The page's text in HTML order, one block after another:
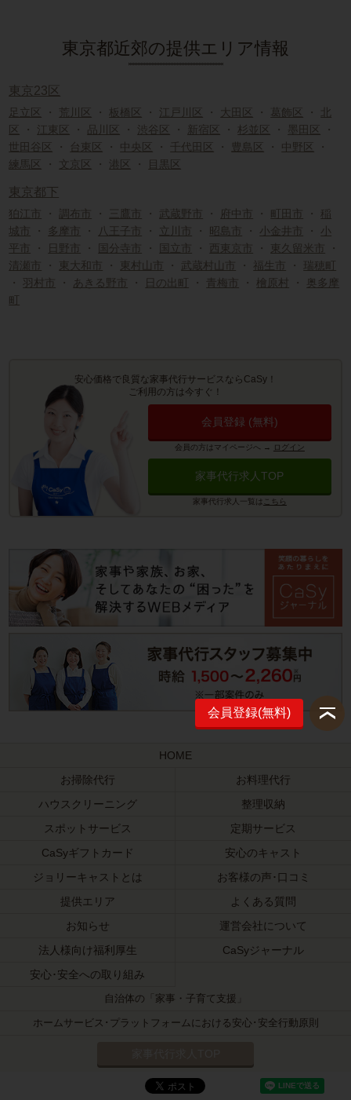
東京都近郊の提供エリア情報
東京23区
足立区 ・ 荒川区 ・板橋区 ・ 江戸川区 ・ 大田区 ・ 葛飾区 ・
北
区
・ 江東区 ・ 品川区 ・ 渋谷区 ・ 新宿区 ・杉並区 ・ 墨田区
・
世田谷区
・ 台東区 ・ 中央区 ・ 千代田区 ・ 豊島区 ・ 中野区
・
練馬区
・ 文京区 ・ 港区 ・ 目黒区
東京都下
狛江市 ・ 調布市 ・ 三鷹市 ・ 武蔵野市 ・ 府中市 ・ 町田市 ・ 稲
城市
・ 多摩市 ・ 八王子市 ・ 立川市 ・ 昭島市 ・ 小金井市 ・ 小
平市
・ 日野市 ・ 国分寺市 ・ 国立市 ・ 西東京市 ・ 東久留米市
・
清瀬市
・ 東大和市 ・ 東村山市 ・ 武蔵村山市 ・ 福生市 ・
瑞穂町
・ 羽村市 ・ あきる野市 ・ 日の出町 ・ 青梅市 ・ 檜原村 ・
奥多摩
町
安心価格で良質な家事代行サービスならCaSy！
ご利用の方は今すぐ！
会員登録 (無料)
会員の方はマイページへ → ログイン
家事代行求人TOP
家事代行求人一覧は こちら
会員登録(無料)
HOME
お掃除代行
お料理代行
ハウスクリーニング
整理収納
スポットサービス
定期サービス
CaSyギフトカード
安心のキャスト
ジョリーキャストとは
お客様の声･口コミ
提供エリア
よくある質問
お知らせ
運営会社について
法人様向け福利厚生
CaSyジャーナル
安心･安全への取り組み
自治体の「家事・子育て支援」
ホームサービス･プラットフォームにおける安心･安全行動原則